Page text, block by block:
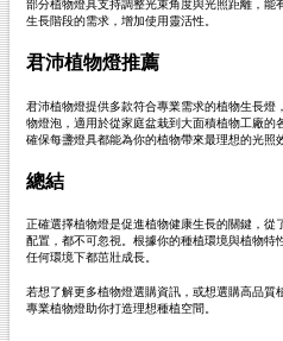
部分植物燈具支持調整光束角度與光照距離，能
生長階段的需求，增加使用靈活性。
君沛植物燈推薦
君沛植物燈提供多款符合專業需求的植物生長燈
物燈泡，適用於從家庭盆栽到大面積植物工廠的
確保每盞燈具都能為你的植物帶來最理想的光照
總結
正確選擇植物燈是促進植物健康生長的關鍵，從
配置，都不可忽視。根據你的種植環境與植物特
任何環境下都茁壯成長。
若想了解更多植物燈選購資訊，或想選購高品質
專業植物燈助你打造理想種植空間。